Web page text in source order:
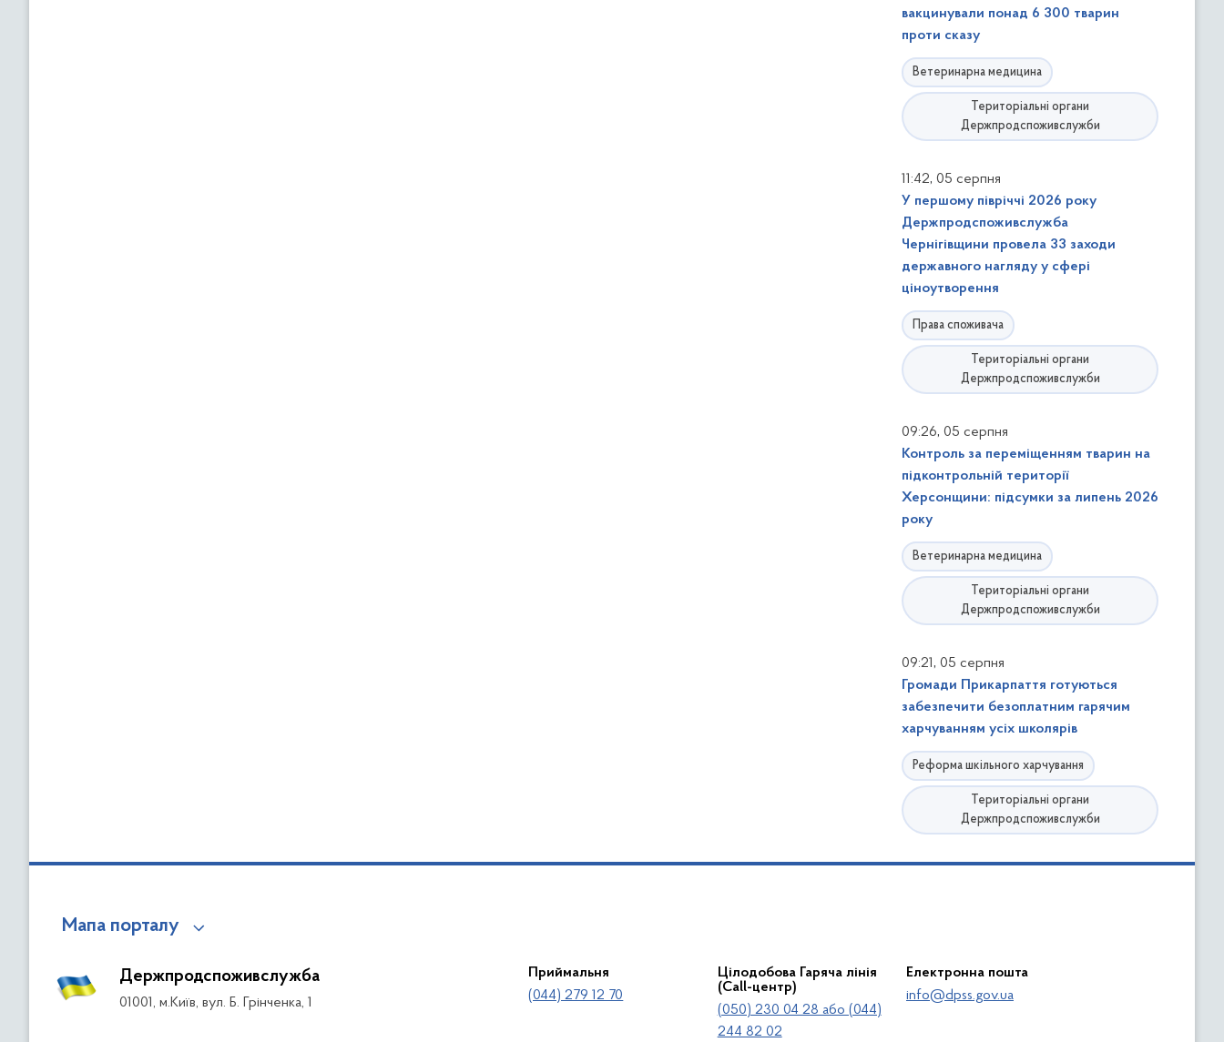
вакцинували понад 6 300 тварин
проти сказу
Ветеринарна медицина
Територіальні органи
Держпродспоживслужби
11:42, 05 серпня
У першому півріччі 2026 року
Держпродспоживслужба
Чернігівщини провела 33 заходи
державного нагляду у сфері
ціноутворення
Права споживача
Територіальні органи
Держпродспоживслужби
09:26, 05 серпня
Контроль за переміщенням тварин на
підконтрольній території
Херсонщини: підсумки за липень 2026
року
Ветеринарна медицина
Територіальні органи
Держпродспоживслужби
09:21, 05 серпня
Громади Прикарпаття готуються
забезпечити безоплатним гарячим
харчуванням усіх школярів
Реформа шкільного харчування
Територіальні органи
Держпродспоживслужби
Мапа порталу
Держпродспоживслужба
01001, м.Київ, вул. Б. Грінченка, 1
Приймальня
(044) 279 12 70
Цілодобова Гаряча лінія
(Call-центр)
(050) 230 04 28 або (044)
244 82 02
Електронна пошта
info@dpss.gov.ua